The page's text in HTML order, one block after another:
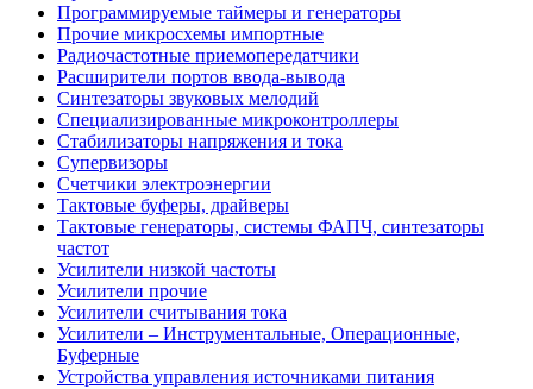
Программируемые таймеры и генераторы
Прочие микросхемы импортные
Радиочастотные приемопередатчики
Расширители портов ввода-вывода
Синтезаторы звуковых мелодий
Специализированные микроконтроллеры
Стабилизаторы напряжения и тока
Супервизоры
Счетчики электроэнергии
Тактовые буферы, драйверы
Тактовые генераторы, системы ФАПЧ, синтезаторы
частот
Усилители низкой частоты
Усилители прочие
Усилители считывания тока
Усилители – Инструментальные, Операционные,
Буферные
Устройства управления источниками питания